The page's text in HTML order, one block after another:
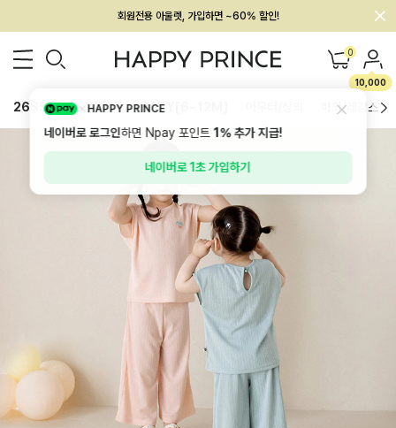
회원전용 아울렛, 가입하면 ~60% 할인!
멤버십 최대 28,000원 혜택 0
10,000
26SS 신상 BEST BABY[6~12M] 하의/레깅스
HAPPY PRINCE
네이버로 로그인하면 Npay 포인트1%추가 지급!
네이버로 1초 가입하기